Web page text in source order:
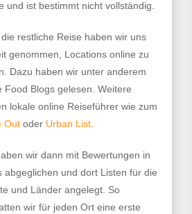
und ist bestimmt nicht vollständig.
restliche Reise haben wir uns
genommen, Locations online zu
Dazu haben wir unter anderem
Food Blogs gelesen. Weitere
lokale online Reiseführer wie zum
Out oder Urban List
wir dann mit Bewertungen in
abgeglichen und dort Listen für die
und Länder angelegt. So
wir für jeden Ort eine erste